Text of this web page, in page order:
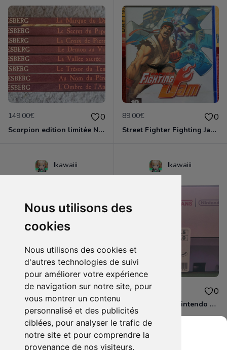
Nous utilisons des
cookies
Nous utilisons des cookies et
d'autres technologies de suivi
pour améliorer votre expérience
de navigation sur notre site, pour
vous montrer un contenu
personnalisé et des publicités
ciblées, pour analyser le trafic de
notre site et pour comprendre la
provenance de nos visiteurs.
149.00€ 0
Scorpion edition limitée Neufs - Desberg
89.00€ 0
Street Fighter Fighting Jam PS2 NEUF emballé!
Ikawaiii
65.00€ 0
Baskets Vans X Nintendo Yoshi Neuves!
Ikawaiii
65.00€ 0
Baskets Vans X Nintendo Princess Peach 2015 Neuves